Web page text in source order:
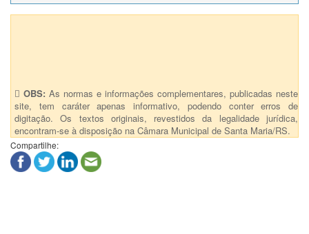
OBS: As normas e informações complementares, publicadas neste
site, tem caráter apenas informativo, podendo conter erros de
digitação. Os textos originais, revestidos da legalidade jurídica,
encontram-se à disposição na Câmara Municipal de Santa Maria/RS.
Compartilhe: